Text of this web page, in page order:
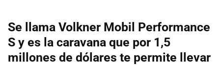
Se llama Volkner Mobil Performance
S y es la caravana que por 1,5
millones de dólares te permite llevar